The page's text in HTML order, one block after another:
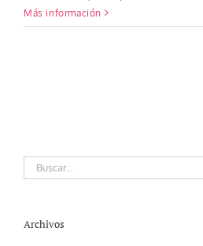
Más información
Buscar:
Archivos